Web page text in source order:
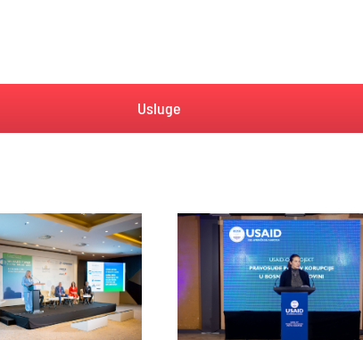
Usluge